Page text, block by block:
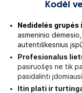
Kodėl
Nedidelės grupės
asmeninio
autentiškesnius
Profesionalus
pasiruošęs ne tik
pasidalinti
Itin plati ir